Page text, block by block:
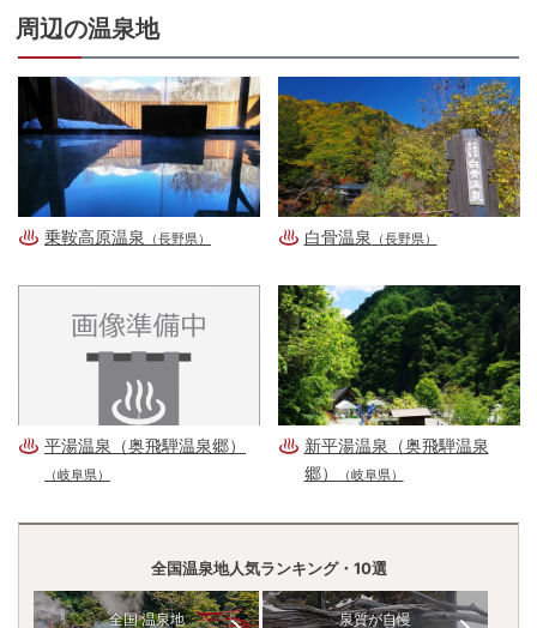
周辺の温泉地
乗鞍高原温泉 （長野県） 白骨温泉 （長野県）
平湯温泉（奥飛騨温泉郷）
（岐阜県）
新平湯温泉（奥飛騨温泉
郷）
（岐阜県）
全国温泉地人気ランキング・10選
全国 温泉地
泉質が自慢